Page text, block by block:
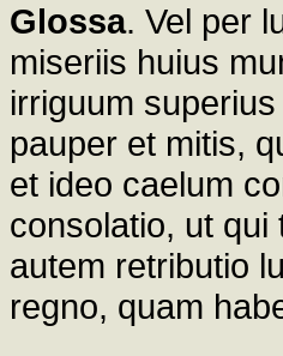
Glossa. Vel per
miseriis huius
irriguum
pauper et mitis,
et ideo caelum
consolatio, ut
autem retributio
regno, quam